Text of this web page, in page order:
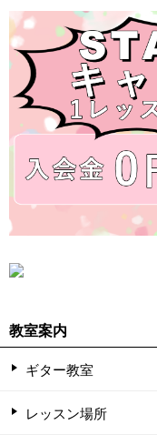
教室案内
ギター教室
レッスン場所